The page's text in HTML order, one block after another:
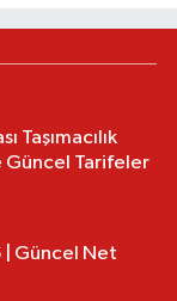
Taşımacılık
Güncel Tarifeler
| Güncel Net